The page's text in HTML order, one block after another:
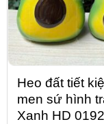
Heo đất tiết
men sứ hình
Xanh HD